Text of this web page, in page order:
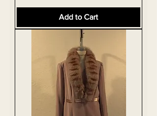
Add to Cart